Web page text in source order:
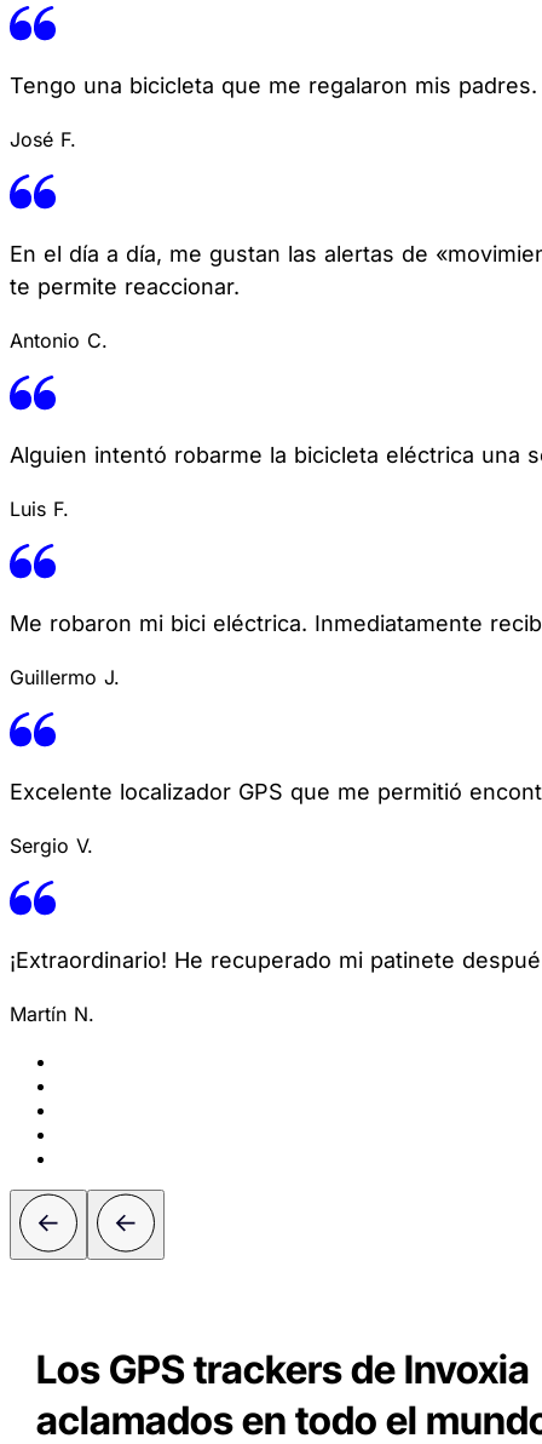
Tengo una bicicleta que me regalaron mis
José F.
En el día a día, me gustan las alertas de
te permite reaccionar.
Antonio C.
Alguien intentó robarme la bicicleta eléctrica una
Luis F.
Me robaron mi bici eléctrica. Inmediatamente
Guillermo J.
Excelente localizador GPS que me permitió
Sergio V.
¡Extraordinario! He recuperado mi patinete
Martín N.
Los GPS trackers de Invoxia
aclamados en todo el